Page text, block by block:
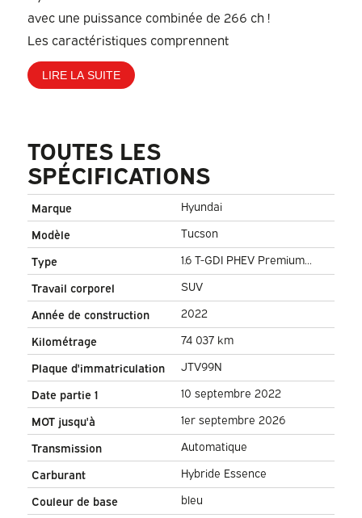
avec une puissance combinée de 266 ch !
Les caractéristiques comprennent
LIRE LA SUITE
TOUTES LES
SPÉCIFICATIONS
Marque
Hyundai
Modèle
Tucson
Type
1.6 T-GDI PHEV Premium
4WD/ LED/ Adapt. Cruise/
Sièges/ Volant/ Carplay/
Climat/ Navi/ Caméra
Travail corporel
SUV
Année de construction
2022
Kilométrage
74 037 km
Plaque d'immatriculation
JTV99N
Date partie 1
10 septembre 2022
MOT jusqu'à
1er septembre 2026
Transmission
Automatique
Carburant
Hybride Essence
Couleur de base
bleu